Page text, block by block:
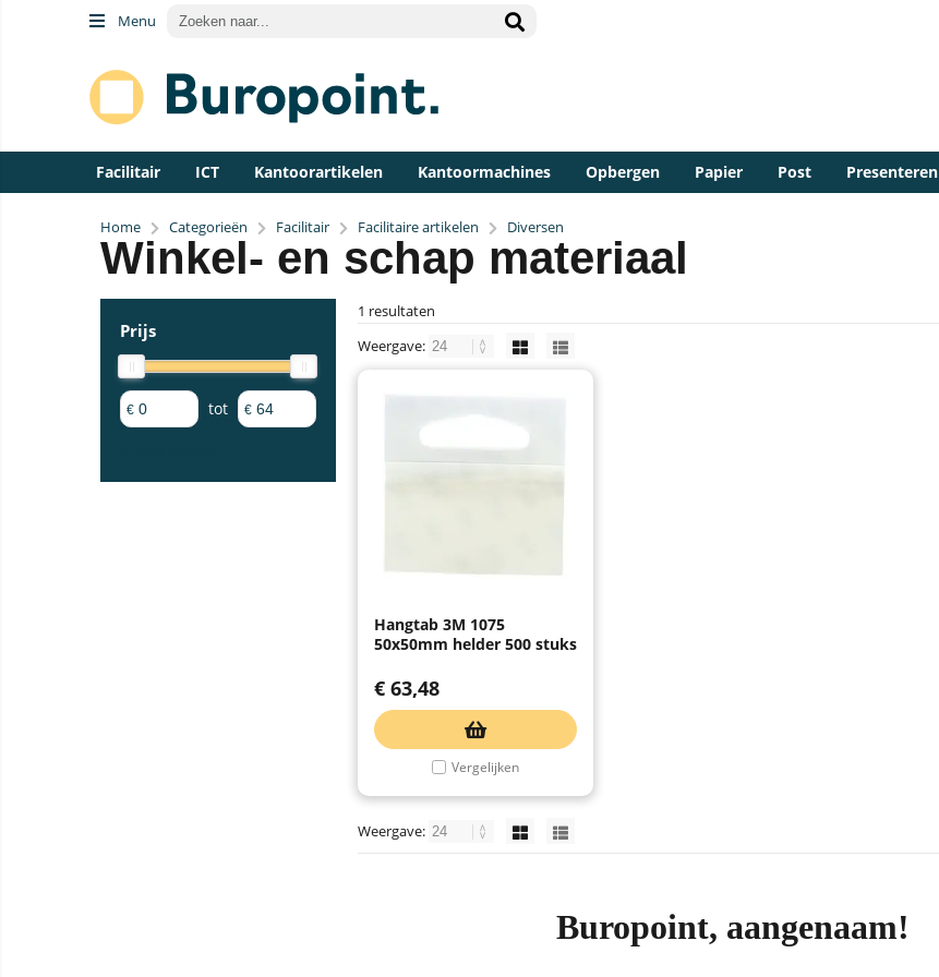
Menu
Facilitair ICT Kantoorartikelen Kantoormachines Opbergen Papier Post Presenteren
Home Categorieën Facilitair Facilitaire artikelen Diversen
Winkel- en schap materiaal
Prijs
€ tot €
1 resultaten
Weergave:
Hangtab 3M 1075
50x50mm helder 500 stuks
€ 63,48
Vergelijken
Weergave:
Buropoint, aangenaam!